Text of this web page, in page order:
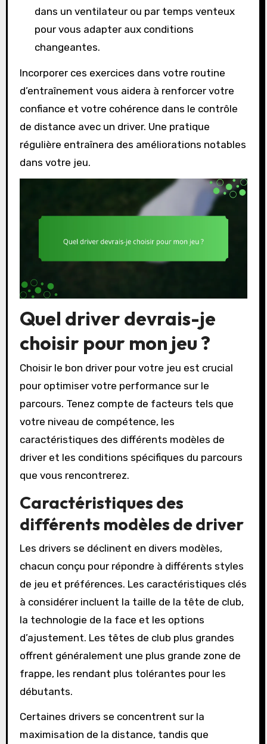
dans un ventilateur ou par temps venteux
pour vous adapter aux conditions
changeantes.
Incorporer ces exercices dans votre routine
d’entraînement vous aidera à renforcer votre
confiance et votre cohérence dans le contrôle
de distance avec un driver. Une pratique
régulière entraînera des améliorations notables
dans votre jeu.
Quel driver devrais-je
choisir pour mon jeu ?
Choisir le bon driver pour votre jeu est crucial
pour optimiser votre performance sur le
parcours. Tenez compte de facteurs tels que
votre niveau de compétence, les
caractéristiques des différents modèles de
driver et les conditions spécifiques du parcours
que vous rencontrerez.
Caractéristiques des
différents modèles de driver
Les drivers se déclinent en divers modèles,
chacun conçu pour répondre à différents styles
de jeu et préférences. Les caractéristiques clés
à considérer incluent la taille de la tête de club,
la technologie de la face et les options
d’ajustement. Les têtes de club plus grandes
offrent généralement une plus grande zone de
frappe, les rendant plus tolérantes pour les
débutants.
Certaines drivers se concentrent sur la
maximisation de la distance, tandis que